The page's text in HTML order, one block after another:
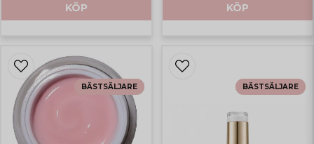
KÖP KÖP
BÄSTSÄLJARE BÄSTSÄLJARE